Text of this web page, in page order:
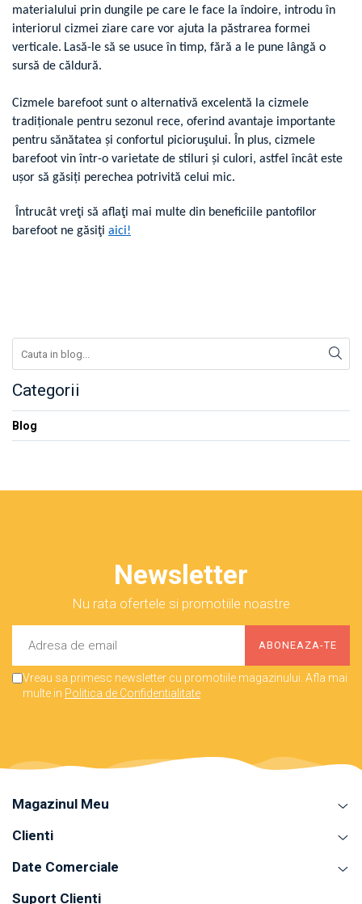
materialului prin dungile pe care le face la îndoire, introdu în
interiorul cizmei ziare care vor ajuta la păstrarea formei
verticale. Lasă-le să se usuce în timp, fără a le pune lângă o
sursă de căldură.
Cizmele barefoot sunt o alternativă excelentă la cizmele
tradiționale pentru sezonul rece, oferind avantaje importante
pentru sănătatea și confortul picioruşului. În plus, cizmele
barefoot vin într-o varietate de stiluri și culori, astfel încât este
ușor să găsiți perechea potrivită celui mic.
Întrucât vreţi să aflaţi mai multe din beneficiile pantofilor
barefoot ne găsiţi aici!
Categorii
Blog
Newsletter
Nu rata ofertele si promotiile noastre
Vreau sa primesc newsletter cu promotiile magazinului. Afla mai
multe in Politica de Confidentialitate
Magazinul Meu
Clienti
Date Comerciale
Suport Clienti